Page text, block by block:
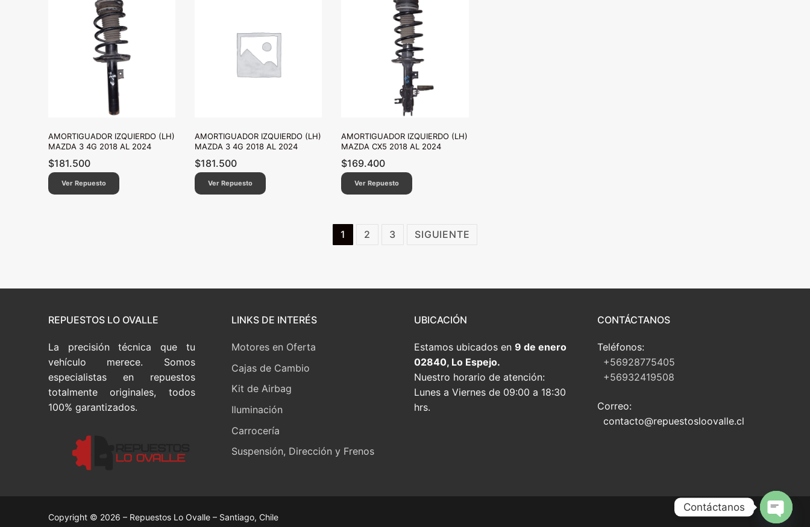
AMORTIGUADOR IZQUIERDO (LH)
MAZDA 3 4G 2018 AL 2024
$181.500
Ver Repuesto
AMORTIGUADOR IZQUIERDO (LH)
MAZDA 3 4G 2018 AL 2024
$181.500
Ver Repuesto
AMORTIGUADOR IZQUIERDO (LH)
MAZDA CX5 2018 AL 2024
$169.400
Ver Repuesto
entradas
1 2 3 SIGUIENTE
REPUESTOS LO OVALLE
La precisión técnica que tu
vehículo merece. Somos
especialistas en repuestos
totalmente originales, todos
100% garantizados.
LINKS DE INTERÉS
Motores en Oferta
Cajas de Cambio
Kit de Airbag
Iluminación
Carrocería
Suspensión, Dirección y Frenos
UBICACIÓN
Estamos ubicados en 9 de enero
02840, Lo Espejo.
Nuestro horario de atención:
Lunes a Viernes de 09:00 a 18:30
hrs.
CONTÁCTANOS
Teléfonos:
+56928775405
+56932419508
Correo:
contacto@repuestosloovalle.cl
Copyright © 2026 – Repuestos Lo Ovalle – Santiago, Chile
Contáctanos